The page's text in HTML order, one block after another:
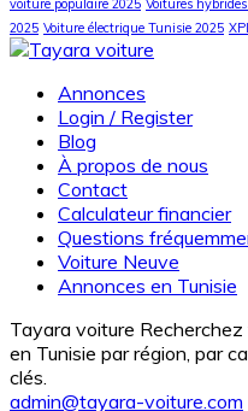
voiture populaire 2025 Voitures
2025 Voiture électrique Tunisie 2025
Annonces
Login / Register
Blog
À propos de nous
Contact
Calculateur financier
Questions
Voiture Neuve
Annonces en Tunisie
Tayara voiture
en Tunisie par région, par
clés.
admin@tayara-voiture.com